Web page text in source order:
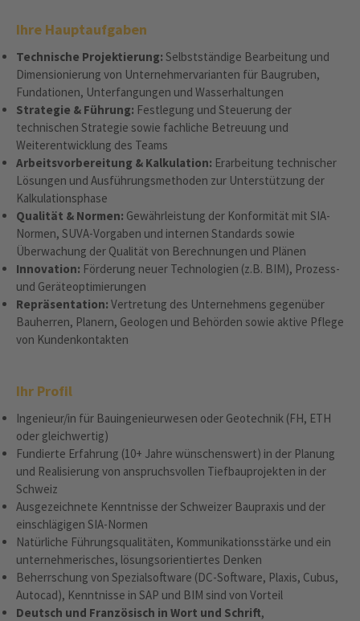
Ihre Hauptaufgaben
Technische Projektierung: Selbstständige Bearbeitung und
Dimensionierung von Unternehmervarianten für Baugruben,
Fundationen, Unterfangungen und Wasserhaltungen
Strategie & Führung: Festlegung und Steuerung der
technischen Strategie sowie fachliche Betreuung und
Weiterentwicklung des Teams
Arbeitsvorbereitung & Kalkulation: Erarbeitung technischer
Lösungen und Ausführungsmethoden zur Unterstützung der
Kalkulationsphase
Qualität & Normen: Gewährleistung der Konformität mit SIA-
Normen, SUVA-Vorgaben und internen Standards sowie
Überwachung der Qualität von Berechnungen und Plänen
Innovation: Förderung neuer Technologien (z.B. BIM), Prozess-
und Geräteoptimierungen
Repräsentation: Vertretung des Unternehmens gegenüber
Bauherren, Planern, Geologen und Behörden sowie aktive Pflege
von Kundenkontakten
Ihr Profil
Ingenieur/in für Bauingenieurwesen oder Geotechnik (FH, ETH
oder gleichwertig)
Fundierte Erfahrung (10+ Jahre wünschenswert) in der Planung
und Realisierung von anspruchsvollen Tiefbauprojekten in der
Schweiz
Ausgezeichnete Kenntnisse der Schweizer Baupraxis und der
einschlägigen SIA-Normen
Natürliche Führungsqualitäten, Kommunikationsstärke und ein
unternehmerisches, lösungsorientiertes Denken
Beherrschung von Spezialsoftware (DC-Software, Plaxis, Cubus,
Autocad), Kenntnisse in SAP und BIM sind von Vorteil
Deutsch und Französisch in Wort und Schrift,